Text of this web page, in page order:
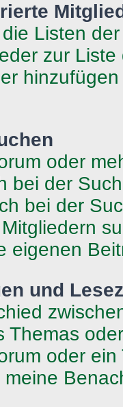
Listen
zur
oder
bei der
bei der
eigenen
und
Themas
oder